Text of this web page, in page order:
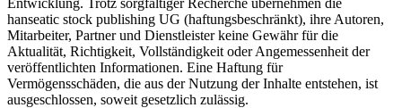
hanseatic stock publishing UG (haftungsbeschränkt), ihre Autoren,
Mitarbeiter, Partner und Dienstleister keine Gewähr für die
Aktualität, Richtigkeit, Vollständigkeit oder Angemessenheit der
veröffentlichten Informationen. Eine Haftung für
Vermögensschäden, die aus der Nutzung der Inhalte entstehen, ist
ausgeschlossen, soweit gesetzlich zulässig.